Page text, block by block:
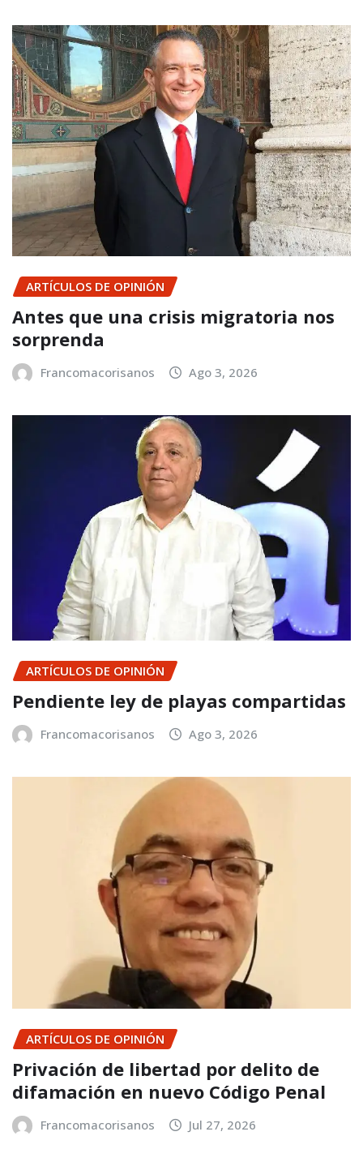
ARTÍCULOS DE OPINIÓN
Antes que una crisis migratoria nos
sorprenda
Francomacorisanos Ago 3, 2026
ARTÍCULOS DE OPINIÓN
Pendiente ley de playas compartidas
Francomacorisanos Ago 3, 2026
ARTÍCULOS DE OPINIÓN
Privación de libertad por delito de
difamación en nuevo Código Penal
Francomacorisanos Jul 27, 2026